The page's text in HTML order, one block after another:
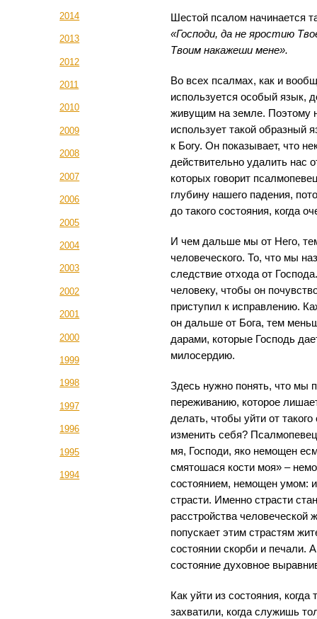
2014
2013
2012
2011
2010
2009
2008
2007
2006
2005
2004
2003
2002
2001
2000
1999
1998
1997
1996
1995
1994
Шестой псалом начинается
«Господи, да не яростию
Твоим накажеши мене».
Во всех псалмах, как и
используется особый язык,
живущим на земле. Поэтому
использует такой образный
к Богу. Он показывает, что
действительно удалить нас
которых говорит
глубину нашего падения,
до такого состояния, когда
И чем дальше мы от Него,
человеческого. То, что мы
следствие отхода от
человеку, чтобы он
приступил к исправлению.
он дальше от Бога, тем
дарами, которые Господь
милосердию.
Здесь нужно понять, что мы
переживанию, которое
делать, чтобы уйти от
изменить себя?
мя, Господи, яко немощен
смятошася кости моя» –
состоянием, немощен умом:
страсти. Именно страсти
расстройства человеческой
попускает этим страстям
состоянии скорби и печали.
состояние духовное
Как уйти из состояния,
захватили, когда служишь